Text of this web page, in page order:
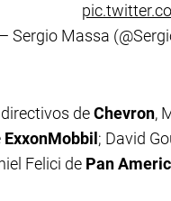
Sergio Massa
deChevron,
ExxonMobbil ; David
Felici de Pan